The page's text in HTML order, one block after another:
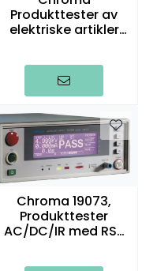
Produkttester av
elektriske artikler
Chroma 19073,
Produkttester
AC/DC/IR med RS-